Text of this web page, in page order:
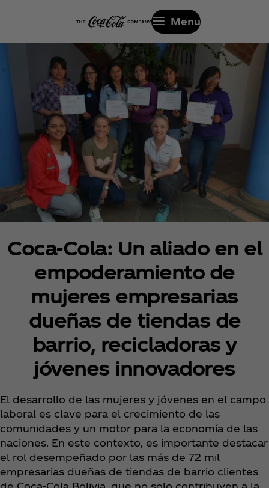
Menu
Coca‑Cola: Un aliado en el
empoderamiento de
mujeres empresarias
dueñas de tiendas de
barrio, recicladoras y
jóvenes innovadores
El desarrollo de las mujeres y jóvenes en el campo
laboral es clave para el crecimiento de las
comunidades y un motor para la economía de las
naciones. En este contexto, es importante destacar
el rol desempeñado por las más de 72 mil
empresarias dueñas de tiendas de barrio clientes